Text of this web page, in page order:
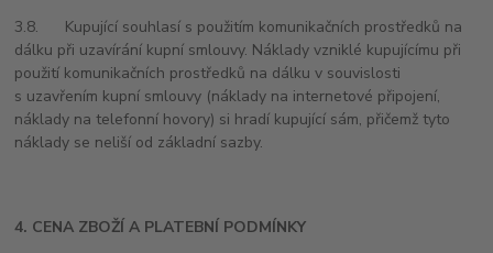
3.8. Kupující souhlasí s použitím komunikačních prostředků na
dálku při uzavírání kupní smlouvy. Náklady vzniklé kupujícímu při
použití komunikačních prostředků na dálku v souvislosti
s uzavřením kupní smlouvy (náklady na internetové připojení,
náklady na telefonní hovory) si hradí kupující sám, přičemž tyto
náklady se neliší od základní sazby.
4. CENA ZBOŽÍ A PLATEBNÍ PODMÍNKY